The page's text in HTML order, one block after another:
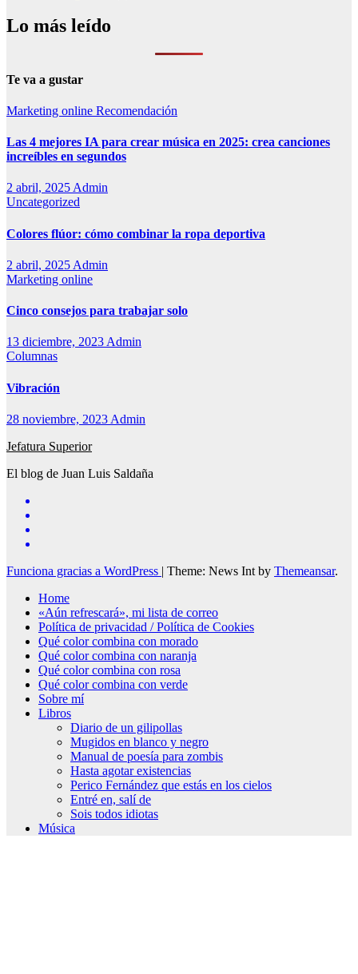
Lo más leído
Te va a gustar
Marketing online Recomendación
Las 4 mejores IA para crear música en 2025: crea canciones
increíbles en segundos
2 abril, 2025Admin
Uncategorized
Colores flúor: cómo combinar la ropa deportiva
2 abril, 2025 Admin
Marketing online
Cinco consejos para trabajar solo
13 diciembre, 2023Admin
Columnas
Vibración
28 noviembre, 2023 Admin
Jefatura Superior
El blog de Juan Luis Saldaña
Funciona gracias a WordPress | Theme: News Int by Themeansar.
Home
«Aún refrescará», mi lista de correo
Política de privacidad / Política de Cookies
Qué color combina con morado
Qué color combina con naranja
Qué color combina con rosa
Qué color combina con verde
Sobre mí
Libros
Diario de un gilipollas
Mugidos en blanco y negro
Manual de poesía para zombis
Hasta agotar existencias
Perico Fernández que estás en los cielos
Entré en, salí de
Sois todos idiotas
Música